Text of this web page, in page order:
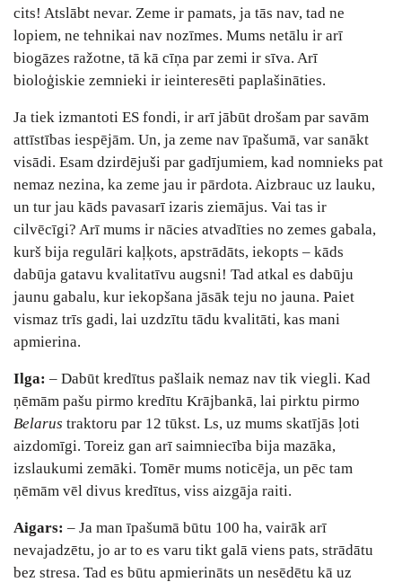
cits! Atslābt nevar. Zeme ir pamats, ja tās nav, tad ne
lopiem, ne tehnikai nav nozīmes. Mums netālu ir arī
biogāzes ražotne, tā kā cīņa par zemi ir sīva. Arī
bioloģiskie zemnieki ir ieinteresēti paplašināties.
Ja tiek izmantoti ES fondi, ir arī jābūt drošam par savām
attīstības iespējām. Un, ja zeme nav īpašumā, var sanākt
visādi. Esam dzirdējuši par gadījumiem, kad nomnieks pat
nemaz nezina, ka zeme jau ir pārdota. Aizbrauc uz lauku,
un tur jau kāds pavasarī izaris ziemājus. Vai tas ir
cilvēcīgi? Arī mums ir nācies atvadīties no zemes gabala,
kurš bija regulāri kaļķots, apstrādāts, iekopts – kāds
dabūja gatavu kvalitatīvu augsni! Tad atkal es dabūju
jaunu gabalu, kur iekopšana jāsāk teju no jauna. Paiet
vismaz trīs gadi, lai uzdzītu tādu kvalitāti, kas mani
apmierina.
Ilga: – Dabūt kredītus pašlaik nemaz nav tik viegli. Kad
ņēmām pašu pirmo kredītu Krājbankā, lai pirktu pirmo
Belarus traktoru par 12 tūkst. Ls, uz mums skatījās ļoti
aizdomīgi. Toreiz gan arī saimniecība bija mazāka,
izslaukumi zemāki. Tomēr mums noticēja, un pēc tam
ņēmām vēl divus kredītus, viss aizgāja raiti.
Aigars: – Ja man īpašumā būtu 100 ha, vairāk arī
nevajadzētu, jo ar to es varu tikt galā viens pats, strādātu
bez stresa. Tad es būtu apmierināts un nesēdētu kā uz